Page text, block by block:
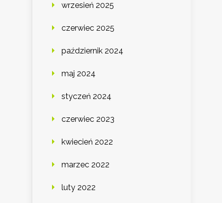
wrzesień 2025
czerwiec 2025
październik 2024
maj 2024
styczeń 2024
czerwiec 2023
kwiecień 2022
marzec 2022
luty 2022